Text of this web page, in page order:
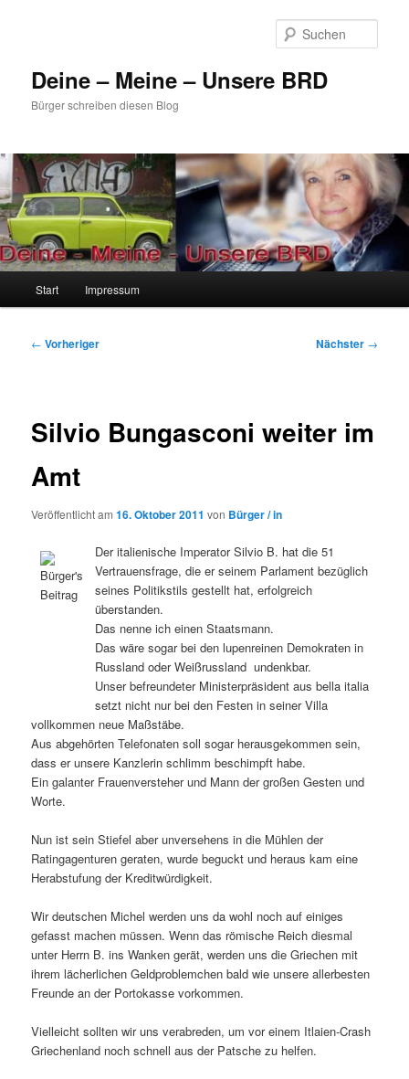
Deine – Meine – Unsere BRD
Bürger schreiben diesen Blog
Start Impressum
Beitragsnavigation
← Vorheriger Nächster →
Silvio Bungasconi weiter im
Amt
Veröffentlicht am16. Oktober 2011 von Bürger / in
Der italienische Imperator Silvio B. hat die 51
Vertrauensfrage, die er seinem Parlament bezüglich
seines Politikstils gestellt hat, erfolgreich
überstanden.
Das nenne ich einen Staatsmann.
Das wäre sogar bei den lupenreinen Demokraten in
Russland oder Weißrussland undenkbar.
Unser befreundeter Ministerpräsident aus bella italia
setzt nicht nur bei den Festen in seiner Villa
vollkommen neue Maßstäbe.
Aus abgehörten Telefonaten soll sogar herausgekommen sein,
dass er unsere Kanzlerin schlimm beschimpft habe.
Ein galanter Frauenversteher und Mann der großen Gesten und
Worte.
Nun ist sein Stiefel aber unversehens in die Mühlen der
Ratingagenturen geraten, wurde beguckt und heraus kam eine
Herabstufung der Kreditwürdigkeit.
Wir deutschen Michel werden uns da wohl noch auf einiges
gefasst machen müssen. Wenn das römische Reich diesmal
unter Herrn B. ins Wanken gerät, werden uns die Griechen mit
ihrem lächerlichen Geldproblemchen bald wie unsere allerbesten
Freunde an der Portokasse vorkommen.
Vielleicht sollten wir uns verabreden, um vor einem Itlaien-Crash
Griechenland noch schnell aus der Patsche zu helfen.